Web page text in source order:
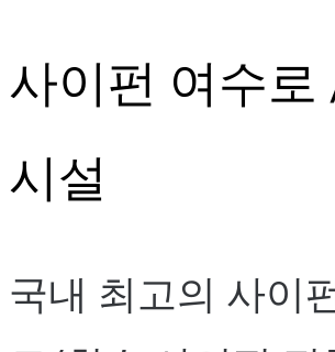
to
content
사이펀 여수로
시설
국내 최고의 사이